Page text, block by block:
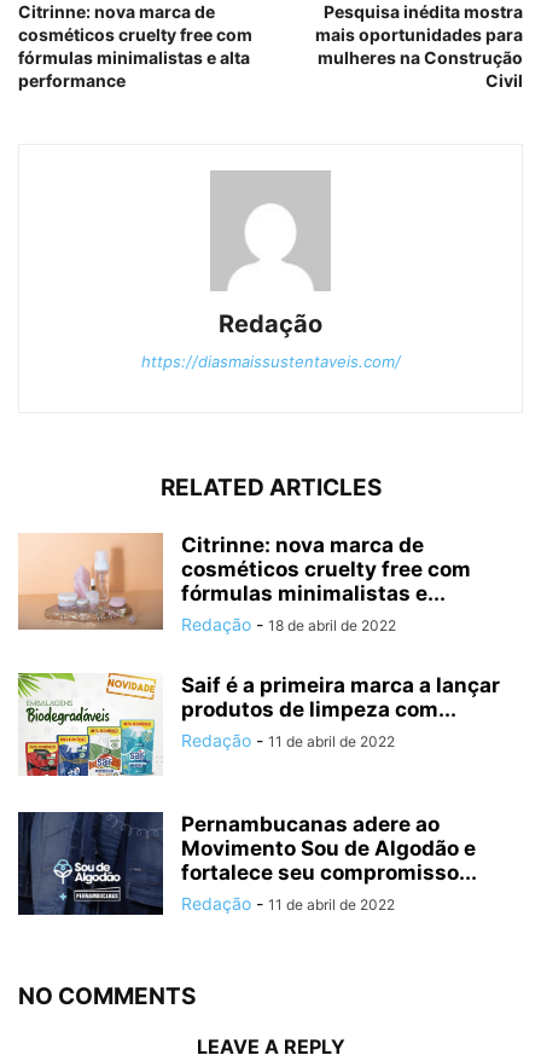
Citrinne: nova marca de
cosméticos cruelty free com
fórmulas minimalistas e alta
performance
Pesquisa inédita mostra
mais oportunidades para
mulheres na Construção
Civil
Redação
https://diasmaissustentaveis.com/
RELATED ARTICLES
Citrinne: nova marca de
cosméticos cruelty free com
fórmulas minimalistas e...
Redação - 18 de abril de 2022
Saif é a primeira marca a lançar
produtos de limpeza com...
Redação - 11 de abril de 2022
Pernambucanas adere ao
Movimento Sou de Algodão e
fortalece seu compromisso...
Redação - 11 de abril de 2022
NO COMMENTS
LEAVE A REPLY